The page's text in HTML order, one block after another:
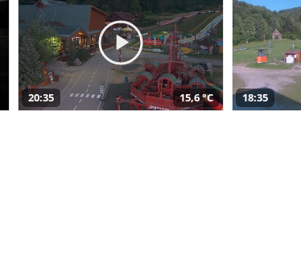
20:35 15,6 °C 18:35